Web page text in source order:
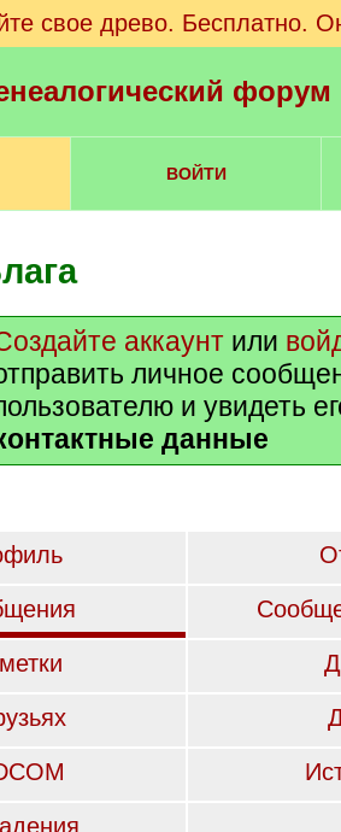
свое древо. Бесплатно.
ВОЙТИ
аккаунт или
личное
и увидеть
данные